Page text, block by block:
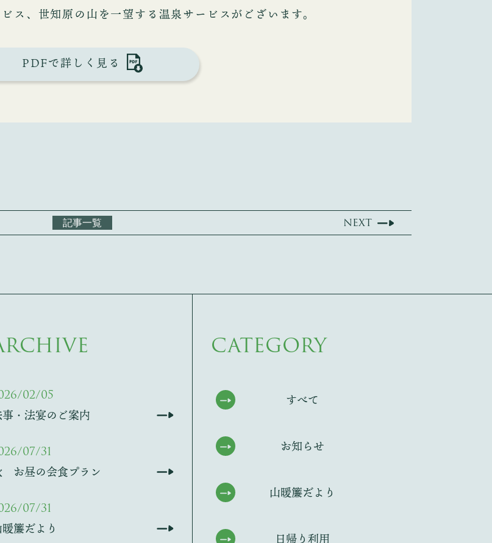
ス、世知原の山を一望する温泉サービスがございます。
PDFで詳しく見る
NEXT
記事一覧
02/05
・法宴のご案内
07/31
お昼の会食プラン
07/31
簾だより
CATEGORY
すべて
お知らせ
山暖簾だより
日帰り利用